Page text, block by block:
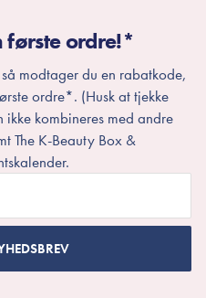
første ordre!*
modtager du en rabatkode,
ordre*. (Husk at tjekke
kombineres med andre
The K-Beauty Box &